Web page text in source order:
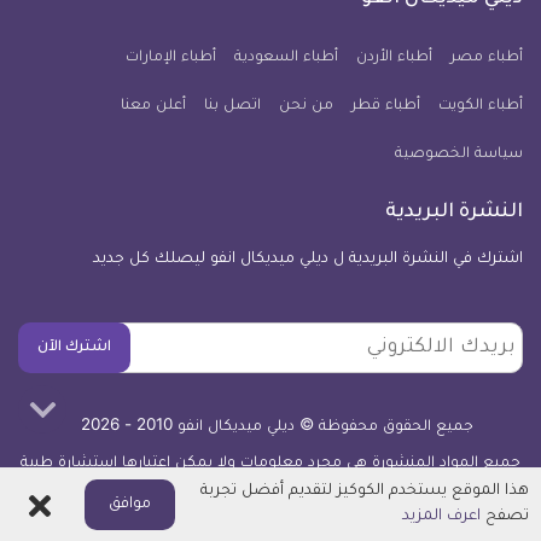
معلومة
للآيفون
أطباء مصر أطباء الأردن أطباء السعودية أطباء الإمارات
أطباء الكويت أطباء قطر من نحن اتصل بنا أعلن معنا
سياسة الخصوصية
النشرة البريدية
اشترك في النشرة البريدية ل ديلي ميديكال انفو ليصلك كل جديد
بريدك
الالكتروني
اشترك الآن
جميع الحقوق محفوظة © ديلي ميديكال انفو 2010 - 2026
جميع المواد المنشورة هي مجرد معلومات ولا يمكن اعتبارها استشارة طبية
أو توصية علاجية - اعرف المزيد
هذا الموقع يستخدم الكوكيز لتقديم أفضل تجربة
تصفح اعرف المزيد
موافق اغلاق